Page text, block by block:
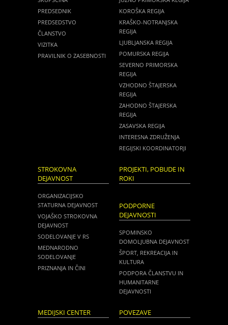
PREDSEDNIK
PREDSEDSTVO
ČLANSTVO
VIZITKA
PRAVILNIK O ZASEBNOSTI
KOROŠKA REGIJA
KRAŠKO-NOTRANJSKA
REGIJA
LJUBLJANSKA REGIJA
POMURSKA REGIJA
SEVERNO PRIMORSKA
REGIJA
VZHODNO ŠTAJERSKA
REGIJA
ZAHODNO ŠTAJERSKA
REGIJA
ZASAVSKA REGIJA
INTERESNA ZDRUŽENJA
REGIJSKI KOORDINATORJI
STROKOVNA
DEJAVNOST
ORGANIZACIJSKO
STATURNA DEJAVNOST
VOJAŠKO STROKOVNA
DEJAVNOST
SODELOVANJE V RS
MEDNARODNO
SODELOVANJE
PRIZNANJA IN ČINI
PROJEKTI, POBUDE IN
ROKI
PODPORNE
DEJAVNOSTI
SPOMINSKO
DOMOLJUBNA DEJAVNOST
ŠPORT, REKREACIJA IN
KULTURA
PODPORA ČLANSTVU IN
HUMANITARNE
DEJAVNOSTI
MEDIJSKI CENTER POVEZAVE